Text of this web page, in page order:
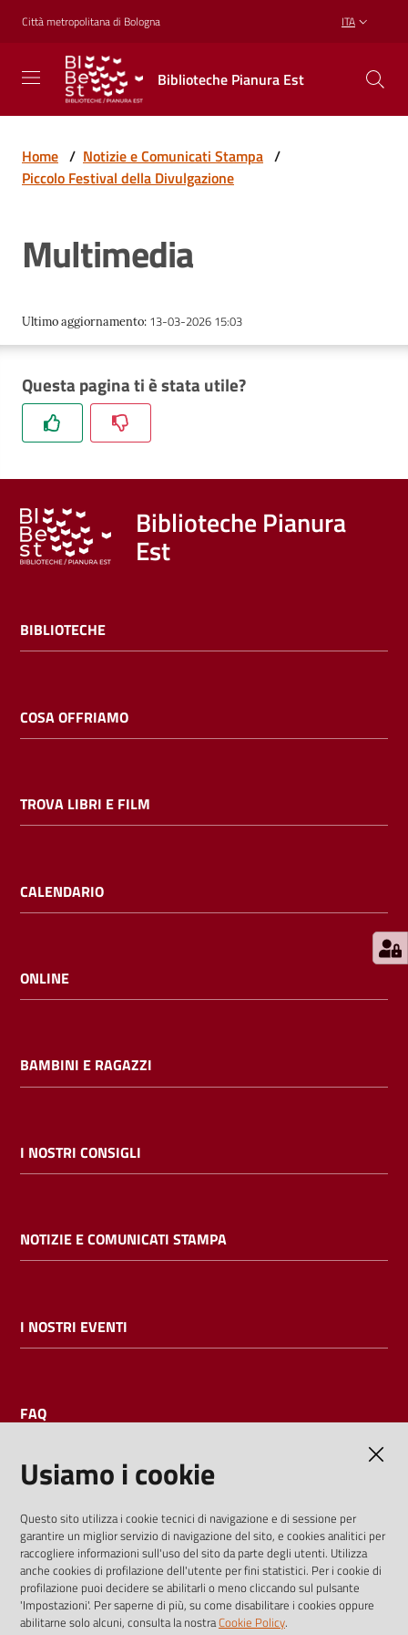
Vai al contenuto
Vai alla navigazione
Vai al footer
Città metropolitana di Bologna ITA
Biblioteche Pianura Est
Biblioteche
Pianura
Est
CREARE,
RICREARSI
Biblioteche
Cosa
Trova
libri
film
Calendario
Bambini
E
l
i
cataloghi
bibliotecario
Home / Notizie e Comunicati Stampa /
Piccolo Festival della Divulgazione
Multimedia
Ultimo aggiornamento: 13-03-2026 15:03
Questa pagina ti è stata utile?
Biblioteche Pianura
Est
BIBLIOTECHE
COSA OFFRIAMO
TROVA LIBRI E FILM
CALENDARIO
ONLINE
BAMBINI E RAGAZZI
I NOSTRI CONSIGLI
NOTIZIE E COMUNICATI STAMPA
I NOSTRI EVENTI
FAQ
I dati personali pubblicati sono riutilizzabili solo alle condizioni
previste dalla direttiva comunitaria 2003/98/CE e dal d.lgs.
36/2006
Usiamo i cookie
Questo sito utilizza i cookie tecnici di navigazione e di sessione per
garantire un miglior servizio di navigazione del sito, e cookies analitici per
raccogliere informazioni sull'uso del sito da parte degli utenti. Utilizza
anche cookies di profilazione dell'utente per fini statistici. Per i cookie di
profilazione puoi decidere se abilitarli o meno cliccando sul pulsante
'Impostazioni'. Per saperne di più, su come disabilitare i cookies oppure
abilitarne solo alcuni, consulta la nostraCookie Policy.